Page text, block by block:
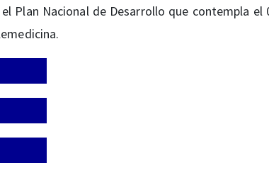
Plan Nacional de Desarrollo que contempla el